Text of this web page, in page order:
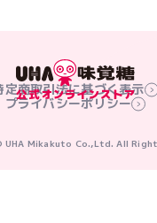
定商取引法に基づく表示
プライバシーポリシー
UHA Mikakuto Co.,Ltd. All